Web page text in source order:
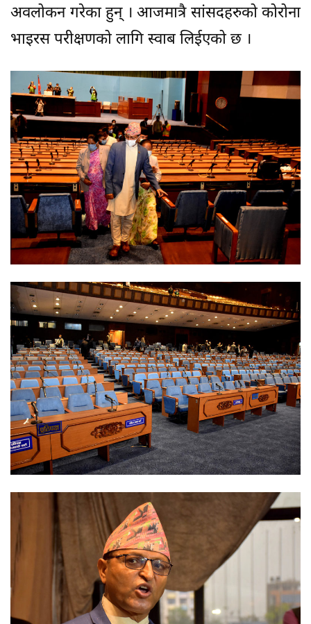
अवलोकन गरेका हुन् । आजमात्रै सांसदहरुको कोरोना
भाइरस परीक्षणको लागि स्वाब लिईएको छ ।